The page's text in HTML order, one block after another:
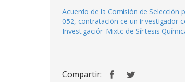
Acuerdo de la Comisión de Selección
052, contratación de un investigador
Investigación Mixto de Síntesis
Compartir: